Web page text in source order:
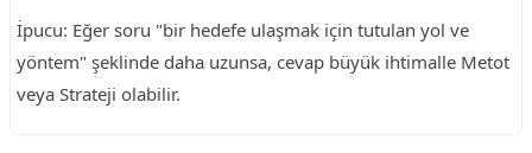
İpucu: Eğer soru "bir hedefe ulaşmak için tutulan yol ve
yöntem" şeklinde daha uzunsa, cevap büyük ihtimalle Metot
veya Strateji olabilir.